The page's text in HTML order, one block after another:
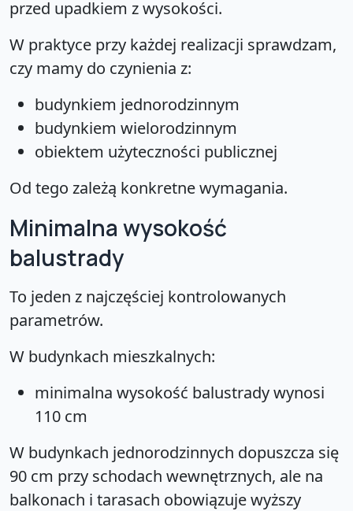
przed upadkiem z wysokości.
W praktyce przy każdej realizacji sprawdzam,
czy mamy do czynienia z:
budynkiem jednorodzinnym
budynkiem wielorodzinnym
obiektem użyteczności publicznej
Od tego zależą konkretne wymagania.
Minimalna wysokość
balustrady
To jeden z najczęściej kontrolowanych
parametrów.
W budynkach mieszkalnych:
minimalna wysokość balustrady wynosi
110 cm
W budynkach jednorodzinnych dopuszcza się
90 cm przy schodach wewnętrznych, ale na
balkonach i tarasach obowiązuje wyższy